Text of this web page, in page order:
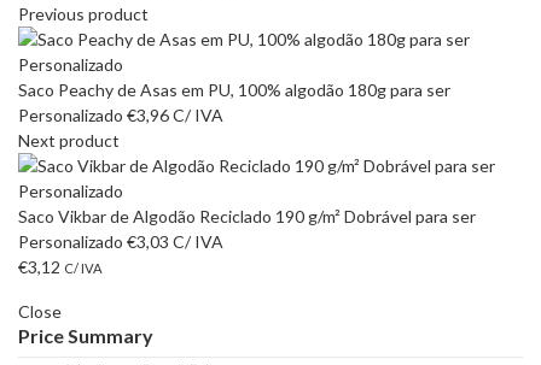
Previous product
Saco Peachy de Asas em PU, 100% algodão 180g para ser
Personalizado €3,96C/ IVA
Next product
Saco Vikbar de Algodão Reciclado 190 g/m² Dobrável para ser
Personalizado €3,03 C/ IVA
€3,12 C/ IVA
Close
Price Summary